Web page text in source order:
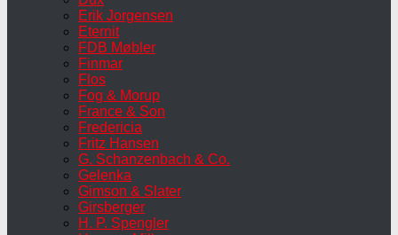
Erik Jorgensen
Eternit
FDB Møbler
Finmar
Flos
Fog & Morup
France & Son
Fredericia
Fritz Hansen
G. Schanzenbach & Co.
Gelenka
Gimson & Slater
Girsberger
H. P. Spengler